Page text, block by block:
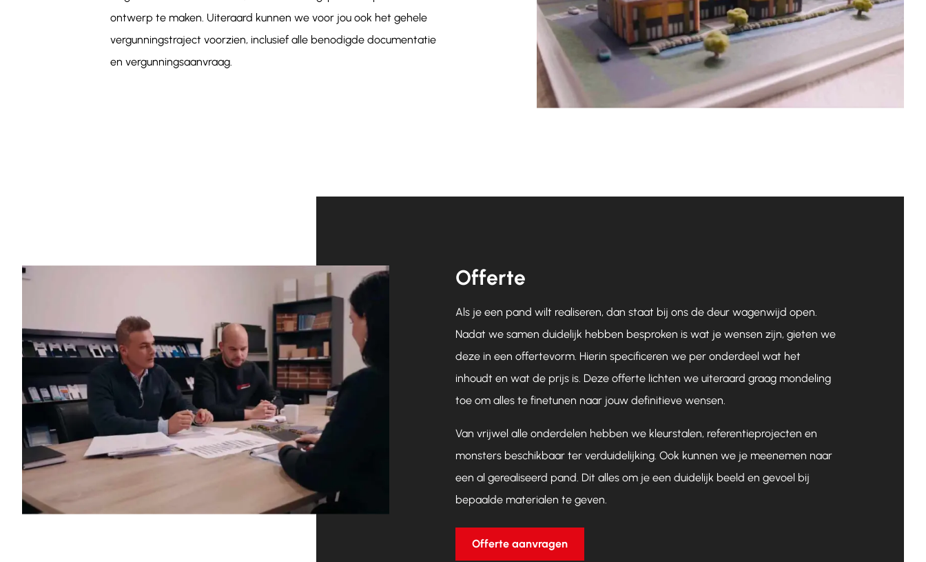
ontwerp te maken. Uiteraard kunnen we voor jou ook het gehele
vergunningstraject voorzien, inclusief alle benodigde documentatie
en vergunningsaanvraag.
Offerte
Als je een pand wilt realiseren, dan staat bij ons de deur wagenwijd open.
Nadat we samen duidelijk hebben besproken is wat je wensen zijn, gieten we
deze in een offertevorm. Hierin specificeren we per onderdeel wat het
inhoudt en wat de prijs is. Deze offerte lichten we uiteraard graag mondeling
toe om alles te finetunen naar jouw definitieve wensen.
Van vrijwel alle onderdelen hebben we kleurstalen, referentieprojecten en
monsters beschikbaar ter verduidelijking. Ook kunnen we je meenemen naar
een al gerealiseerd pand. Dit alles om je een duidelijk beeld en gevoel bij
bepaalde materialen te geven.
Offerte aanvragen